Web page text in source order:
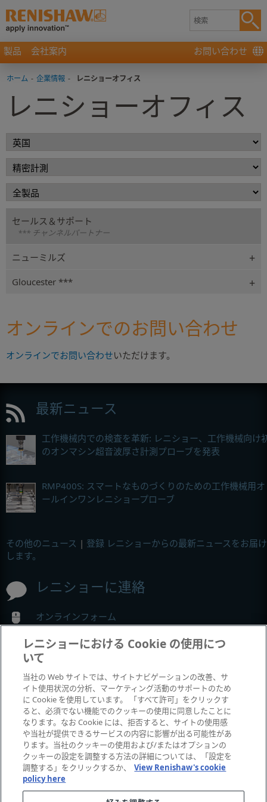
製品 会社案内 お問い合わせ
ホーム - 企業情報 - レニショーオフィス
レニショーオフィス
セールス＆サポート
*** チャンネルパートナー
ニューミルズ
Gloucester ***
オンラインでのお問い合わせ
オンラインでお問い合わせいただけます。
最新ニュース
工作機械内での検査を革新: レニショー、工作機械向け
のオンマシン超音波厚さ計測プローブを発表
RMP400S: スマートなものづくりのための工作機械用オ
ールインワンレニショープローブ
その他のニュース | 登録 レニショーからの最新ニュースをお届け
します。
レニショーに連絡
オンラインフォーム
オフィスの詳細情報
MyRenishaw
オンラインストア
展示会とコンフェレンス
レニショーの出展イベント
レニショーにおける Cookie の使用につ
いて
当社の Web サイトでは、サイトナビゲーションの改善、サ
イト使用状況の分析、マーケティング活動のサポートのため
に Cookie を使用しています。 「すべて許可」をクリックす
ると、必須でない機能でのクッキーの使用に同意したことに
なります。なお Cookie には、拒否すると、サイトの使用感
や当社が提供できるサービスの内容に影響が出る可能性があ
ります。当社のクッキーの使用および/またはオプションの
クッキーの設定を調整する方法の詳細については、「設定を
調整する」をクリックするか、
View Renishaw's cookie
policy here